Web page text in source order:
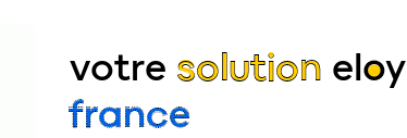
votre solution eloy
france